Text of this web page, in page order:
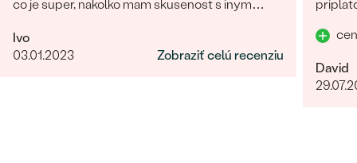
co je super, nakolko mam skusenost s inym
giganticky a prisla "miniatura". V tomto obchode
fotka presne velkostne sedi s realitou (foto na
Ivo
03.01.2023
Zobraziť celú recenziu
David